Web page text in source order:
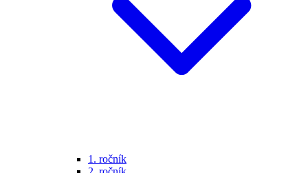
1. ročník